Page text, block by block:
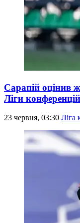
Сарапій оцінив
Ліги
23 червня, 03:30 Ліга